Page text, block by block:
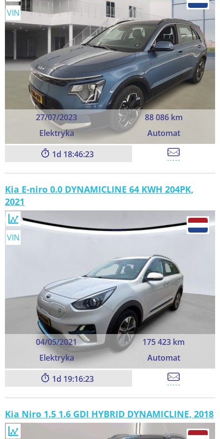
27/07/2023
88 086 km
Elektryka
Automat
VIN
1 18:46:23
Kia E-niro 0.0 DYNAMICLINE 64 KWH 204PK,
2021
04/05/2021
175 423 km
Elektryka
Automat
VIN
1 19:16:23
Kia Niro 1.5 1.6 GDI HYBRID DYNAMICLINE, 2018